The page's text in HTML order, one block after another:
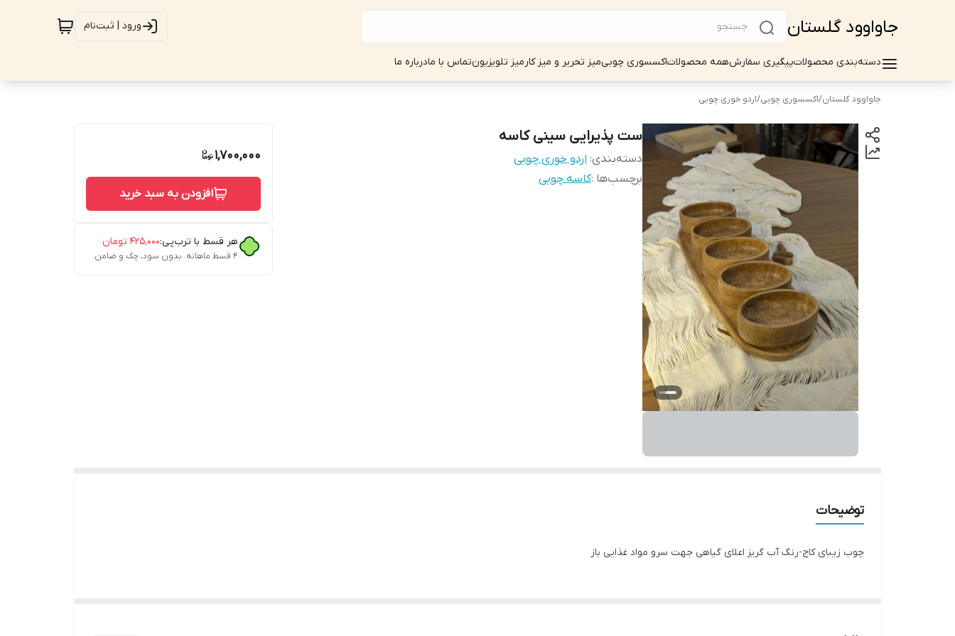
جاواوود گلستان ورود | ثبت‌نام
دسته‌بندی محصولاتپیگیری سفارشهمه محصولاتاکسسوری چوبیمیز تحریر و میز کارمیز تلویزیونتماس با مادرباره ما
جاواوود گلستان/اکسسوری چوبی/اردو خوری چوبی
ست پذیرایی سینی کاسه
دسته‌بندی: اردو خوری چوبی
برچسب‌ها :کاسه چوبی
1,700,000
افزودن به سبد خرید
هر قسط با ترب‌پی:۴۲۵٬۰۰۰ تومان
۴ قسط ماهانه. بدون سود، چک و ضامن.
توضیحات
چوب زیبای کاج-رنگ آب گریز اعلای گیاهی جهت سرو مواد غذایی باز